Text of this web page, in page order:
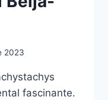
2023
fascinante.